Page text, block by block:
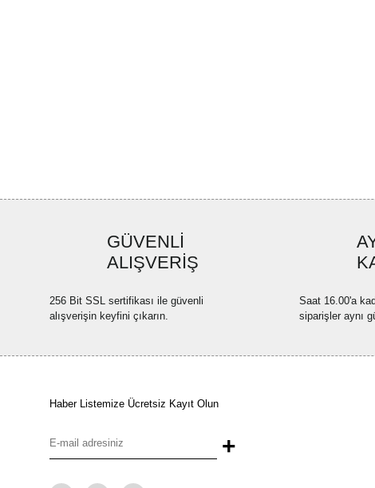
GÜVENLİ
ALIŞVERİŞ
256 Bit SSL sertifikası ile güvenli
alışverişin keyfini çıkarın.
Saat 16.00'a
siparişler aynı
Haber Listemize Ücretsiz Kayıt Olun
+